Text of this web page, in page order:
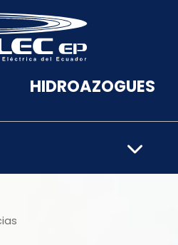
herramientas
HIDROAZOGUES